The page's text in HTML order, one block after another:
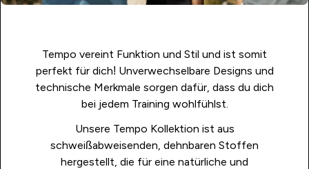
Tempo vereint Funktion und Stil und ist somit
perfekt für dich! Unverwechselbare Designs und
technische Merkmale sorgen dafür, dass du dich
bei jedem Training wohlfühlst.
Unsere Tempo Kollektion ist aus
schweißabweisenden, dehnbaren Stoffen
hergestellt, die für eine natürliche und